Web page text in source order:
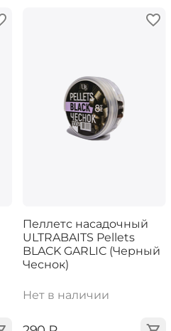
Пеллетс насадочный
ULTRABAITS Pellets
BLACK GARLIC (Черный
Чеснок)
Нет в наличии